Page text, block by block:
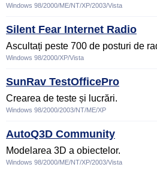
Windows 98/2000/ME/NT/XP/2003/Vista
Silent Fear Internet Radio
Ascultați peste 700 de posturi de
Windows 98/2000/XP/Vista
SunRav TestOfficePro
Crearea de teste și lucrări.
Windows 98/2000/2003/NT/ME/XP
AutoQ3D Community
Modelarea 3D a obiectelor.
Windows 98/2000/ME/NT/XP/2003/Vista